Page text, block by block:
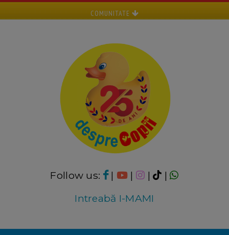
COMUNITATE
Follow us: | | |
|
Intreabă I-MAMI